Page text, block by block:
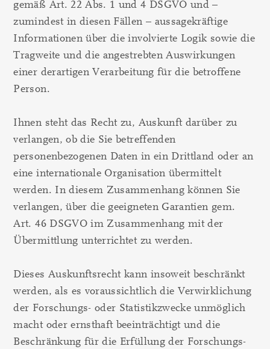
gemäß Art. 22 Abs. 1 und 4 DSGVO und –
zumindest in diesen Fällen – aussagekräftige
Informationen über die involvierte Logik sowie die
Tragweite und die angestrebten Auswirkungen
einer derartigen Verarbeitung für die betroffene
Person.
Ihnen steht das Recht zu, Auskunft darüber zu
verlangen, ob die Sie betreffenden
personenbezogenen Daten in ein Drittland oder an
eine internationale Organisation übermittelt
werden. In diesem Zusammenhang können Sie
verlangen, über die geeigneten Garantien gem.
Art. 46 DSGVO im Zusammenhang mit der
Übermittlung unterrichtet zu werden.
Dieses Auskunftsrecht kann insoweit beschränkt
werden, als es voraussichtlich die Verwirklichung
der Forschungs- oder Statistikzwecke unmöglich
macht oder ernsthaft beeinträchtigt und die
Beschränkung für die Erfüllung der Forschungs-